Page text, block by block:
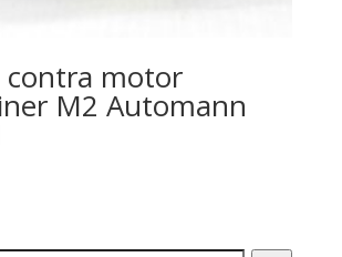
contra motor
M2 Automann